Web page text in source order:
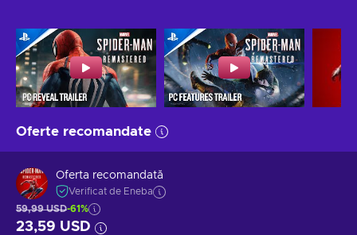
Oferte recomandate
Oferta recomandată
Verificat de Eneba
59,99 USD-61%
23,59 USD